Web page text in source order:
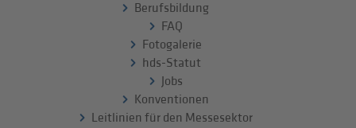
Berufsbildung
FAQ
Fotogalerie
hds-Statut
Jobs
Konventionen
Leitlinien für den Messesektor